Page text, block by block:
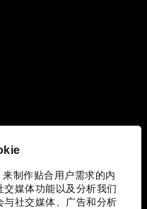
制作贴合用户需求的内
交媒体功能以及分析我们
与社交媒体、广告和分析